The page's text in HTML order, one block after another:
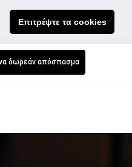
Επιτρέψτε τα cookies
δωρεάν απόσπασμα